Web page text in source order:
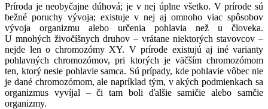
Príroda je neobyčajne dúhová; je v nej úplne všetko. V prírode sú
bežné poruchy vývoja; existuje v nej aj omnoho viac spôsobov
vývoja organizmu alebo určenia pohlavia než u človeka.
U mnohých živočíšnych druhov – vrátane niektorých stavovcov –
nejde len o chromozómy XY. V prírode existujú aj iné varianty
pohlavných chromozómov, pri ktorých je väčším chromozómom
ten, ktorý nesie pohlavie samca. Sú prípady, kde pohlavie vôbec nie
je dané chromozómom, ale napríklad tým, v akých podmienkach sa
organizmus vyvíjal – či tam boli ďalšie samičie alebo samčie
organizmy.